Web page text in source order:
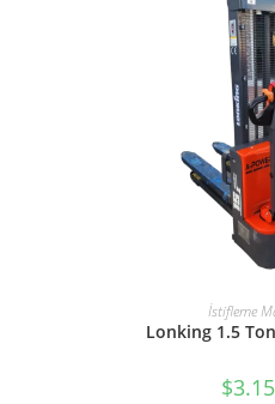
İstifleme
Lonking 1.5
$